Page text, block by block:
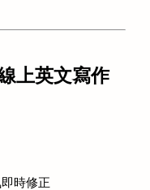
上英文寫作
時修正